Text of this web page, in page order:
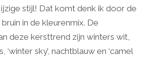
stijl! Dat komt denk ik door de
in de kleurenmix. De
deze kersttrend zijn winters wit,
‘winter sky’, nachtblauw en ‘camel